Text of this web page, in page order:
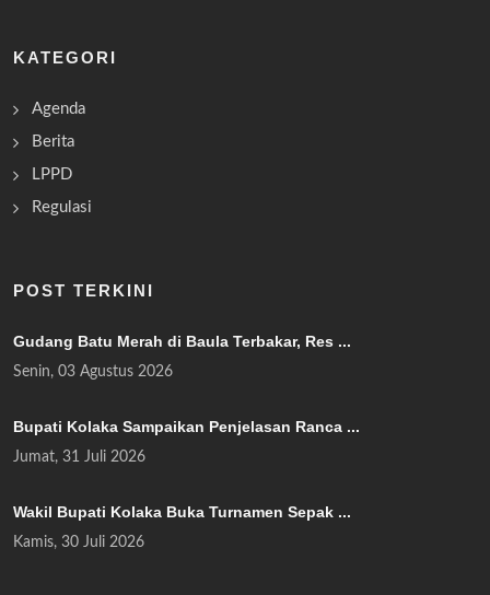
KATEGORI
Agenda
Berita
LPPD
Regulasi
POST TERKINI
Gudang Batu Merah di Baula Terbakar, Res ...
Senin, 03 Agustus 2026
Bupati Kolaka Sampaikan Penjelasan Ranca ...
Jumat, 31 Juli 2026
Wakil Bupati Kolaka Buka Turnamen Sepak ...
Kamis, 30 Juli 2026